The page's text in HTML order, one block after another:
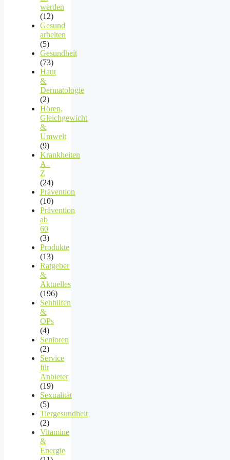
werden
(12)
Gesund
arbeiten
(5)
Gesundheit
(73)
Haut
&
Dermatologie
(2)
Hören,
Gleichgewicht
&
Umwelt
(9)
Krankheiten
A–
Z
(24)
Prävention
(10)
Prävention
ab
60
(3)
Produkte
(13)
Ratgeber
&
Aktuelles
(196)
Sehhilfen
&
OPs
(4)
Senioren
(2)
Service
für
Anbieter
(19)
Sexualität
(5)
Tiergesundheit
(2)
Vitamine
&
Energie